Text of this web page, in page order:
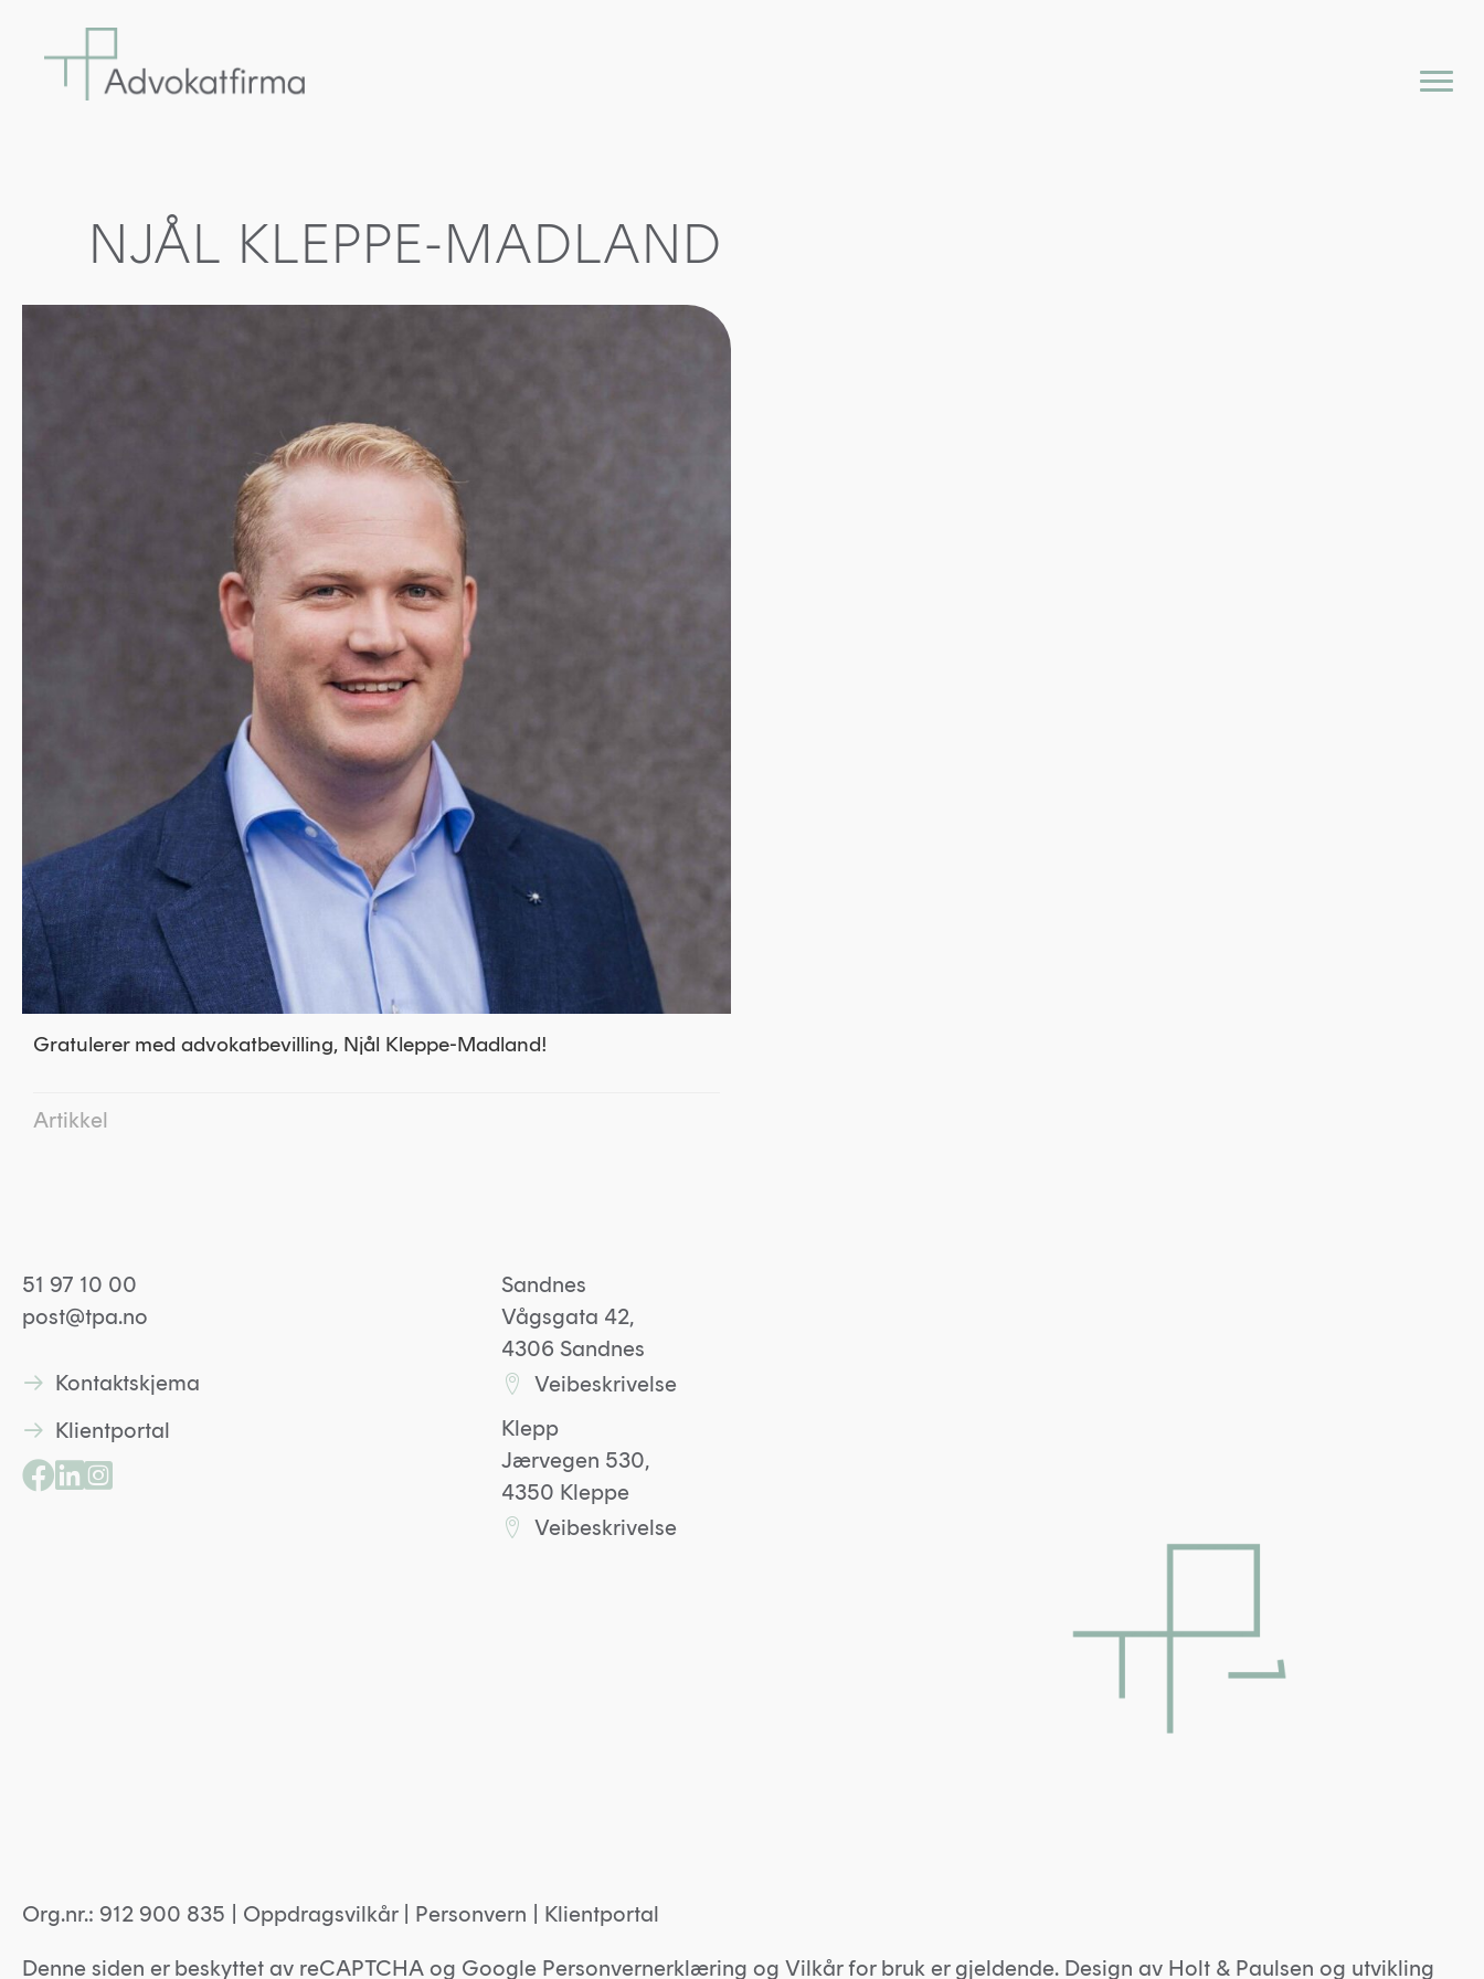
NJÅL KLEPPE-MADLAND
Gratulerer med advokatbevilling, Njål Kleppe-Madland!
Artikkel
51 97 10 00
post@tpa.no
Lenke til kontaktskjema
Kontaktskjema
Lenke til kontaktskjema
Klientportal
Lenke til Facebookside
Lenke til Linkedin profil
Lenke til Instagramprofil
Sandnes
Vågsgata 42,
4306 Sandnes
Lenke til Sandneskontoret på Google maps
Veibeskrivelse
Klepp
Jærvegen 530,
4350 Kleppe
Lenke til Kleppkontoret på Google maps
Veibeskrivelse
Org.nr.: 912 900 835 | Oppdragsvilkår| Personvern Klientportal
Denne siden er beskyttet av reCAPTCHA og Google Personvernerklæring og Vilkår for bruk er gjeldende. Design av Holt & Paulsen og utvikling